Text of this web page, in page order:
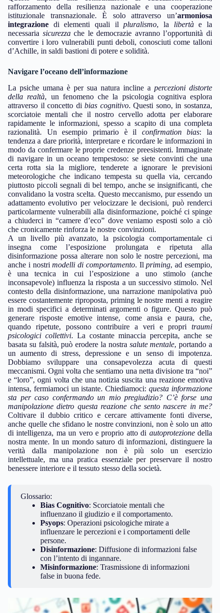
rafforzamento della resilienza nazionale e una cooperazione
istituzionale transnazionale. È solo attraverso un’armoniosa
integrazione di elementi quali ilpluralismo, la libertàe la
necessaria sicurezzache le democrazie avranno l’opportunità di
convertire i loro vulnerabili punti deboli, conosciuti come talloni
d’Achille, in saldi bastioni di potere e solidità.
Navigare l’oceano dell’informazione
La psiche umana è per sua natura incline a percezioni distorte
della realtà, un fenomeno che la psicologia cognitiva esplora
attraverso il concetto dibias cognitivo. Questi sono, in sostanza,
scorciatoie mentali che il nostro cervello adotta per elaborare
rapidamente le informazioni, spesso a scapito di una completa
razionalità. Un esempio primario è il confirmation bias: la
tendenza a dare priorità, interpretare e ricordare le informazioni in
modo da confermare le proprie credenze preesistenti. Immaginate
di navigare in un oceano tempestoso: se siete convinti che una
certa rotta sia la migliore, tenderete a ignorare le previsioni
meteorologiche che indicano tempesta su quella via, cercando
piuttosto piccoli segnali di bel tempo, anche se insignificanti, che
convalidano la vostra scelta. Questo meccanismo, pur essendo un
adattamento evolutivo per velocizzare le decisioni, può renderci
particolarmente vulnerabili alla disinformazione, poiché ci spinge
a chiuderci in “camere d’eco” dove veniamo esposti solo a ciò
che cronicamente rinforza le nostre convinzioni.
A un livello più avanzato, la psicologia comportamentale ci
insegna come l’esposizione prolungata e ripetuta alla
disinformazione possa alterare non solo le nostre percezioni, ma
anche i nostrimodelli di comportamento. Ilpriming, ad esempio,
è una tecnica in cui l’esposizione a uno stimolo (anche
inconsapevole) influenza la risposta a un successivo stimolo. Nel
contesto della disinformazione, una narrazione manipolativa può
essere costantemente riproposta, priming le nostre menti a reagire
in modi specifici a determinati argomenti o figure. Questo può
generare risposte emotive intense, come ansia e paura, che,
quando ripetute, possono contribuire a veri e propri traumi
psicologici collettivi. La costante minaccia percepita, anche se
basata su falsità, può erodere la nostra salute mentale, portando a
un aumento di stress, depressione e un senso di impotenza.
Dobbiamo sviluppare una consapevolezza acuta di questi
meccanismi. Ogni volta che sentiamo una netta divisione tra “noi”
e “loro”, ogni volta che una notizia suscita una reazione emotiva
intensa, fermiamoci un istante. Chiediamoci:questa informazione
sta per caso confermando un mio pregiudizio? C’è forse una
manipolazione dietro questa reazione che sento nascere in me?
Coltivare il dubbio critico e cercare attivamente fonti diverse,
anche quelle che sfidano le nostre convinzioni, non è solo un atto
di intelligenza, ma un vero e proprio atto di autoprotezionedella
nostra mente. In un mondo saturo di informazioni, distinguere la
verità dalla manipolazione non è più solo un esercizio
intellettuale, ma una pratica essenziale per preservare il nostro
benessere interiore e il tessuto stesso della società.
Glossario:
Bias Cognitivo: Scorciatoie mentali che
influenzano il giudizio e il comportamento.
Psyops: Operazioni psicologiche mirate a
influenzare le percezioni e i comportamenti delle
persone.
Disinformazione: Diffusione di informazioni false
con l’intento di ingannare.
Misinformazione: Trasmissione di informazioni
false in buona fede.